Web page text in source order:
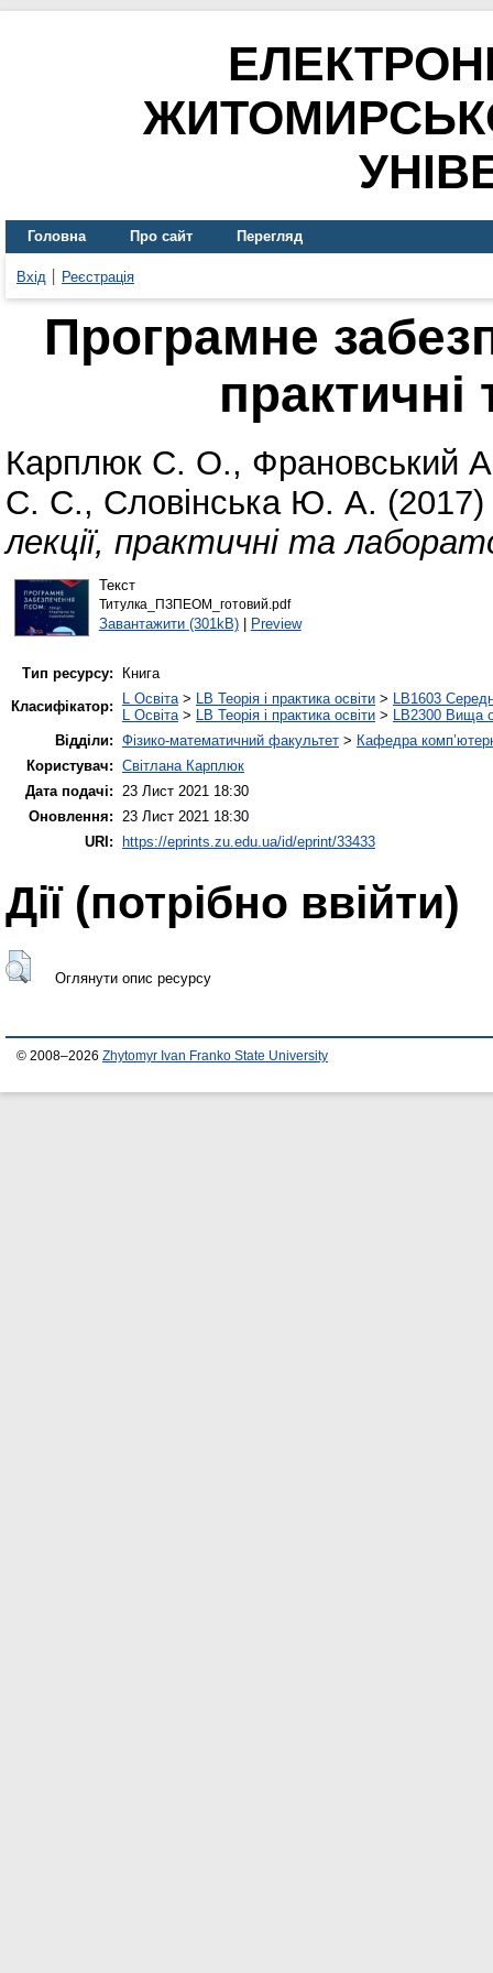
Головна Про сайт Перегляд
Вхід Реєстрація
Програмне
практичні
Карплюк С. О., Франовський
С. С., Словінська Ю. А. (2017)
лекції, практичні та
Текст
Титулка_ПЗПЕОМ_готовий.pdf
Завантажити (301kB)| Preview
Тип ресурсу:
Книга
Класифікатор:
L Освіта> LB Теорія і практика освіти > LB1603
L Освіта> LB Теорія і практика освіти > LB2300 Вища
Відділи: Фізико-математичний факультет > Кафедра
Користувач: Світлана Карплюк
Дата подачі: 23 Лист 2021 18:30
Оновлення: 23 Лист 2021 18:30
URI:
https://eprints.zu.edu.ua/id/eprint/33433
Дії ​​(потрібно ввійти)
Оглянути опис ресурсу
© 2008–2026 Zhytomyr Ivan Franko State University